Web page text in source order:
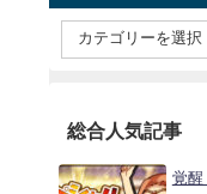
総合人気記事
覚醒